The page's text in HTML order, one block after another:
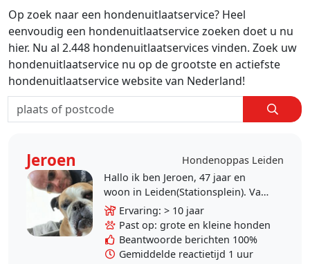
Op zoek naar een hondenuitlaatservice? Heel
eenvoudig een hondenuitlaatservice zoeken doet u nu
hier. Nu al 2.448 hondenuitlaatservices vinden. Zoek uw
hondenuitlaatservice nu op de grootste en actiefste
hondenuitlaatservice website van Nederland!
Jeroen
Hondenoppas Leiden
Hallo ik ben Jeroen, 47 jaar en
woon in Leiden(Stationsplein). Van
kinds af aan honden liefhebber en
ook zelf heb ik de afgelopen jaren
meerdere..
Ervaring: > 10 jaar
Past op: grote en kleine honden
Beantwoorde berichten 100%
Gemiddelde reactietijd 1 uur